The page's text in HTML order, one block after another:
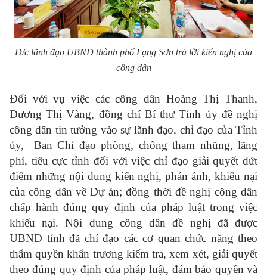
Đ/c lãnh đạo UBND thành phố Lạng Sơn trả lời kiến nghị của
công dân
Đối với vụ việc các công dân Hoàng Thị Thanh,
Dương Thị Vàng, đồng chí Bí thư Tỉnh ủy đề nghị
công dân tin tưởng vào sự lãnh đạo, chỉ đạo của Tỉnh
ủy, Ban Chỉ đạo phòng, chống tham nhũng, lãng
phí, tiêu cực tỉnh đối với việc chỉ đạo giải quyết dứt
điểm những nội dung kiến nghị, phản ánh, khiếu nại
của công dân về Dự án; đồng thời đề nghị công dân
chấp hành đúng quy định của pháp luật trong việc
khiếu nại. Nội dung công dân đề nghị đã được
UBND tỉnh đã chỉ đạo các cơ quan chức năng theo
thẩm quyền khẩn trương kiểm tra, xem xét, giải quyết
theo đúng quy định của pháp luật, đảm bảo quyền và